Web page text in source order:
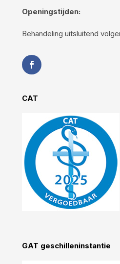
Openingstijden:
Behandeling uitsluitend
CAT
GAT geschilleninstantie